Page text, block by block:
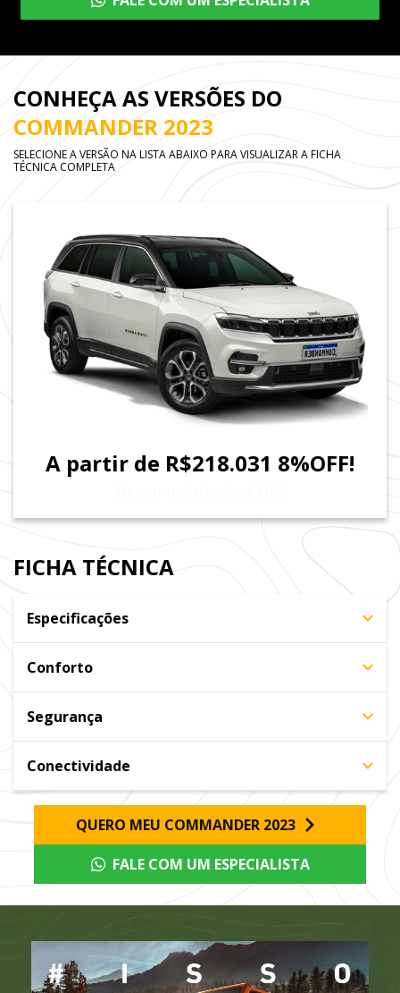
CONHEÇA AS VERSÕES DO
COMMANDER 2023
SELECIONE A VERSÃO NA LISTA ABAIXO PARA VISUALIZAR A FICHA
TÉCNICA COMPLETA
A partir de R$218.031 8%OFF!
FICHA TÉCNICA
Especificações
Conforto
Segurança
Conectividade
QUERO MEU COMMANDER 2023
FALE COM UM ESPECIALISTA